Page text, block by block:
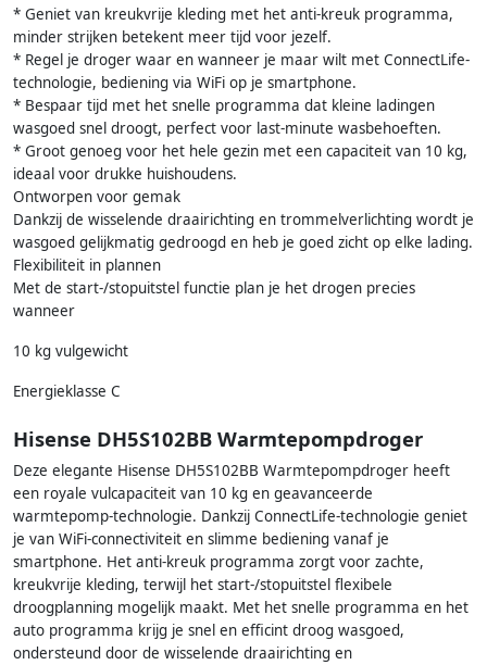
* Geniet van kreukvrije kleding met het anti-kreuk programma,
minder strijken betekent meer tijd voor jezelf.
* Regel je droger waar en wanneer je maar wilt met ConnectLife-
technologie, bediening via WiFi op je smartphone.
* Bespaar tijd met het snelle programma dat kleine ladingen
wasgoed snel droogt, perfect voor last-minute wasbehoeften.
* Groot genoeg voor het hele gezin met een capaciteit van 10 kg,
ideaal voor drukke huishoudens.
Ontworpen voor gemak
Dankzij de wisselende draairichting en trommelverlichting wordt je
wasgoed gelijkmatig gedroogd en heb je goed zicht op elke lading.
Flexibiliteit in plannen
Met de start-/stopuitstel functie plan je het drogen precies
wanneer
10 kg vulgewicht
Energieklasse C
Hisense DH5S102BB Warmtepompdroger
Deze elegante Hisense DH5S102BB Warmtepompdroger heeft
een royale vulcapaciteit van 10 kg en geavanceerde
warmtepomp-technologie. Dankzij ConnectLife-technologie geniet
je van WiFi-connectiviteit en slimme bediening vanaf je
smartphone. Het anti-kreuk programma zorgt voor zachte,
kreukvrije kleding, terwijl het start-/stopuitstel flexibele
droogplanning mogelijk maakt. Met het snelle programma en het
auto programma krijg je snel en efficint droog wasgoed,
ondersteund door de wisselende draairichting en